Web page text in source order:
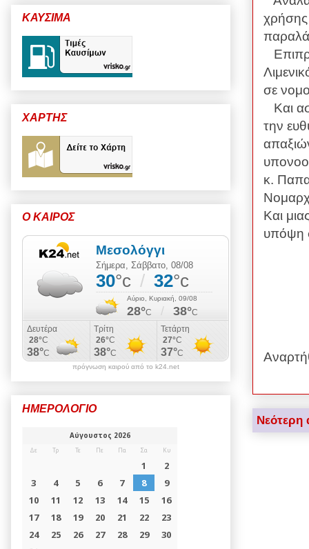
χρήσης
σε
Και
την
κ.
Και
υπόψη
Νεότερη
ΚΑΥΣΙΜΑ
ΧΑΡΤΗΣ
Ο ΚΑΙΡΟΣ
πρόγνωση καιρού από το k24.net
ΗΜΕΡΟΛΟΓΙΟ